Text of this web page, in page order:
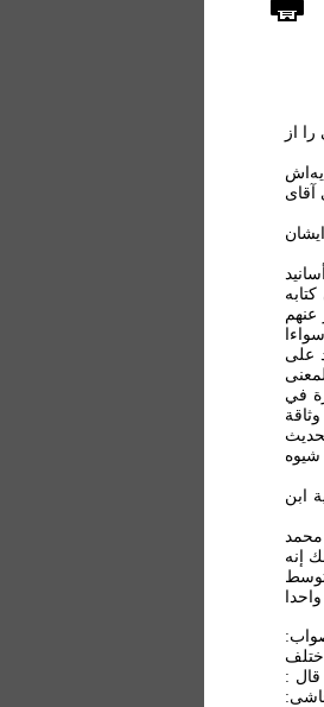
از
آقای
عنهم
على
في
شيوه
ابن
إنه
قال :